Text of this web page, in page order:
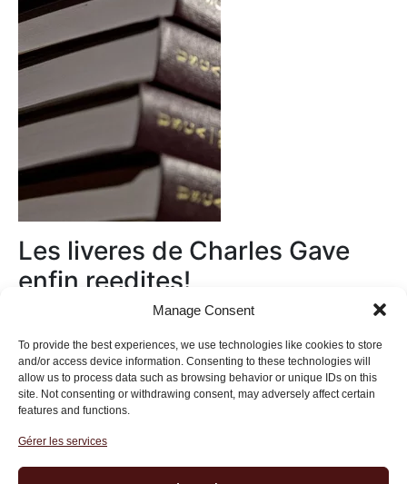
Manage Consent
To provide the best experiences, we use technologies like cookies to store
and/or access device information. Consenting to these technologies will
allow us to process data such as browsing behavior or unique IDs on this
site. Not consenting or withdrawing consent, may adversely affect certain
features and functions.
Gérer les services
Les liveres de Charles Gave
enfin reedites!
Institut des Libertés
27 bis rue Copernic, 75116, Paris